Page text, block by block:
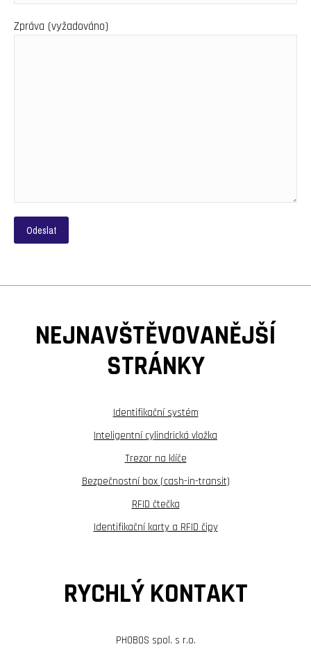
Zpráva (vyžadováno)
NEJNAVŠTĚVOVANĚJŠÍ
STRÁNKY
Identifikační systém
Inteligentní cylindrická vložka
Trezor na klíče
Bezpečnostní box (cash-in-transit)
RFID čtečka
Identifikační karty a RFID čipy
RYCHLÝ KONTAKT
PHOBOS spol. s r.o.